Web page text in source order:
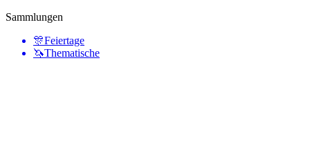
Sammlungen
🎊Feiertage
🦄Thematische